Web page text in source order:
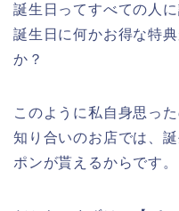
誕生日ってすべての人
誕生日に何かお得な特
か？
このように私自身思っ
知り合いのお店では、
ポンが貰えるからです。